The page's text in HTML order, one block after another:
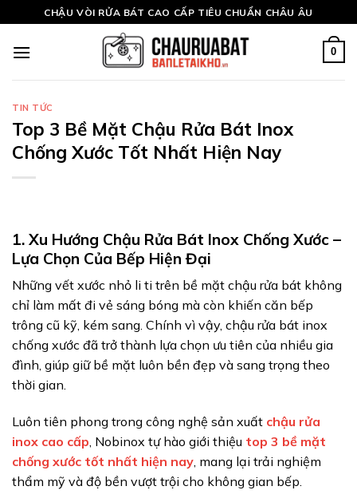
to
content
CHẬU VÒI RỬA BÁT CAO CẤP TIÊU CHUẨN CHÂU ÂU
0
TIN TỨC
Top 3 Bề Mặt Chậu Rửa Bát Inox
Chống Xước Tốt Nhất Hiện Nay
1. Xu Hướng Chậu Rửa Bát Inox Chống Xước –
Lựa Chọn Của Bếp Hiện Đại
Những vết xước nhỏ li ti trên bề mặt chậu rửa bát không
chỉ làm mất đi vẻ sáng bóng mà còn khiến căn bếp
trông cũ kỹ, kém sang. Chính vì vậy, chậu rửa bát inox
chống xước đã trở thành lựa chọn ưu tiên của nhiều gia
đình, giúp giữ bề mặt luôn bền đẹp và sang trọng theo
thời gian.
Luôn tiên phong trong công nghệ sản xuất chậu rửa
inox cao cấp , Nobinox tự hào giới thiệu top 3 bề mặt
chống xước tốt nhất hiện nay , mang lại trải nghiệm
thẩm mỹ và độ bền vượt trội cho không gian bếp.